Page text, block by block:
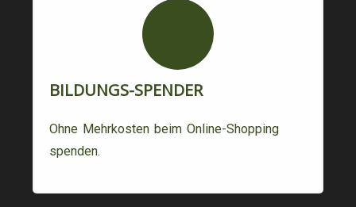
BILDUNGS-SPENDER
Ohne Mehrkosten beim Online-Shopping
spenden.